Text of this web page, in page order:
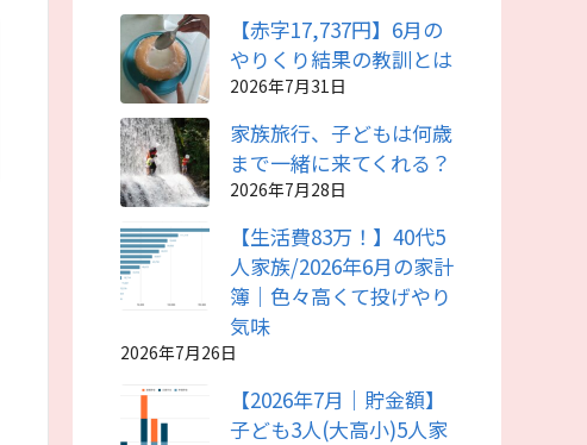
【赤字17,737円】6月の
やりくり結果の教訓とは
2026年7月31日
家族旅行、子どもは何歳
まで一緒に来てくれる？
2026年7月28日
【生活費83万！】40代5
人家族/2026年6月の家計
簿｜色々高くて投げやり
気味
2026年7月26日
【2026年7月｜貯金額】
子ども3人(大高小)5人家